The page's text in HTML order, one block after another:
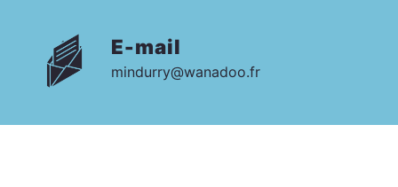
E-mail
mindurry@wanadoo.fr